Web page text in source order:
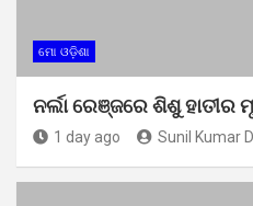
ମୋ ଓଡ଼ିଶା
ନର୍ଲା ରେଞ୍ଜରେ ଶିଶୁ ହାତୀର
1 day ago Sunil Kumar